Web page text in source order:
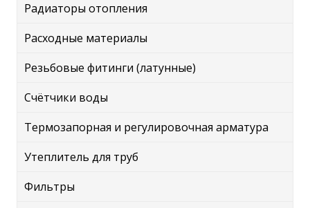
Радиаторы отопления
Расходные материалы
Резьбовые фитинги (латунные)
Счётчики воды
Термозапорная и регулировочная арматура
Утеплитель для труб
Фильтры